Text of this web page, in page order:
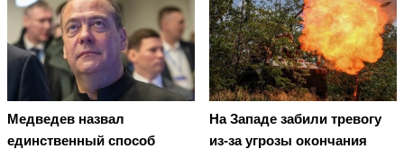
Медведев назвал
единственный способ
На Западе забили тревогу
из-за угрозы окончания